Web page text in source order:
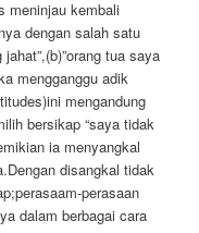
meninjau kembali
dengan salah satu
tua saya
mengganggu adik
mengandung
bersikap “saya tidak
ia menyangkal
disangkal tidak
perasaan
dalam berbagai cara